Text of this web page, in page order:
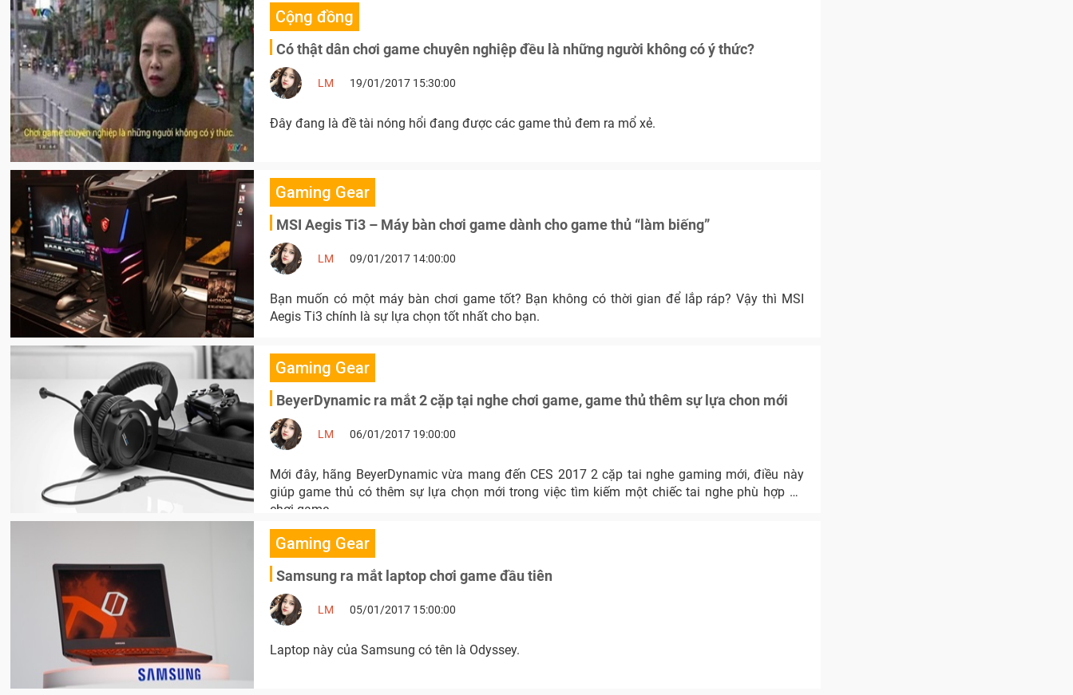
Cộng đồng
Có thật dân chơi game chuyên nghiệp đều là những người không có ý thức?
LM 19/01/2017 15:30:00
Đây đang là đề tài nóng hổi đang được các game thủ đem ra mổ xẻ.
Gaming Gear
MSI Aegis Ti3 – Máy bàn chơi game dành cho game thủ “làm biếng”
LM 09/01/2017 14:00:00
Bạn muốn có một máy bàn chơi game tốt? Bạn không có thời gian để lắp ráp? Vậy thì MSI
Aegis Ti3 chính là sự lựa chọn tốt nhất cho bạn.
Gaming Gear
BeyerDynamic ra mắt 2 cặp tại nghe chơi game, game thủ thêm sự lựa chon mới
LM 06/01/2017 19:00:00
Mới đây, hãng BeyerDynamic vừa mang đến CES 2017 2 cặp tai nghe gaming mới, điều này
giúp game thủ có thêm sự lựa chọn mới trong việc tìm kiếm một chiếc tai nghe phù hợp để
chơi game.
Gaming Gear
Samsung ra mắt laptop chơi game đầu tiên
LM 05/01/2017 15:00:00
Laptop này của Samsung có tên là Odyssey.